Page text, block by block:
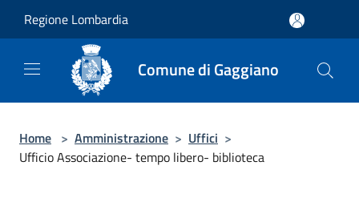
Regione Lombardia
Comune di Gaggiano
Home > Amministrazione > Uffici >
Ufficio Associazione- tempo libero- biblioteca